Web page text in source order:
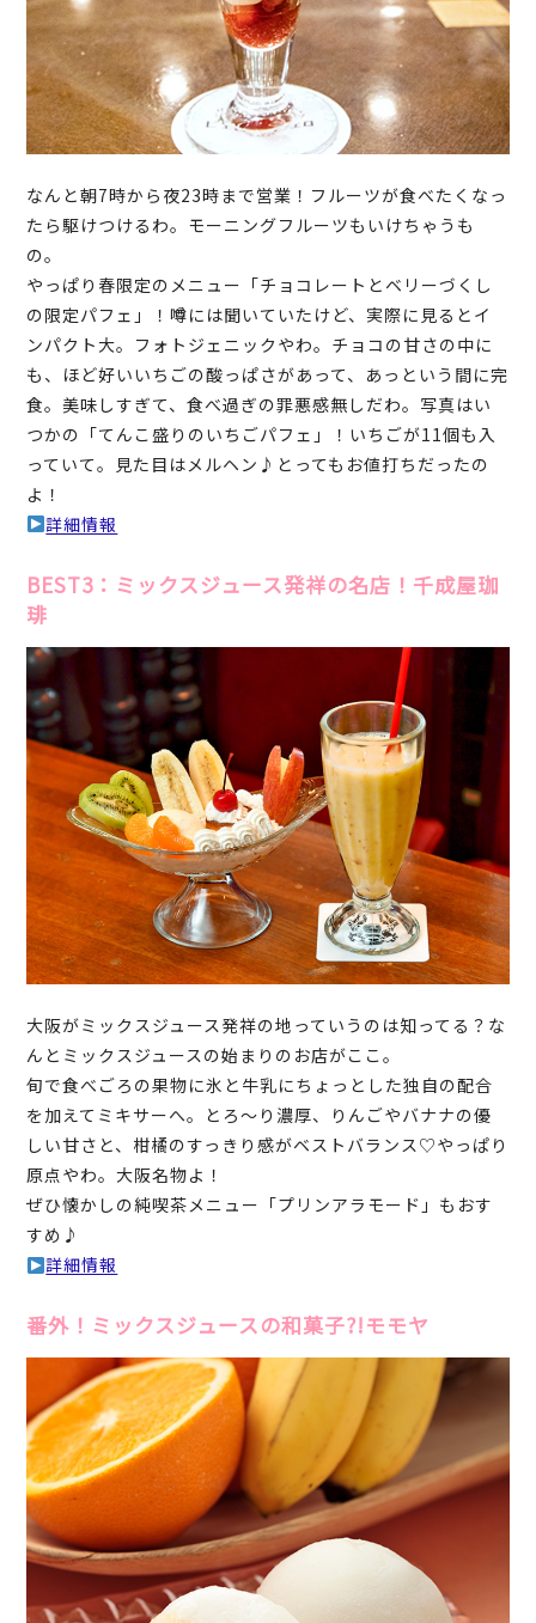
なんと朝7時から夜23時まで営業！フルーツが食べたくなっ
たら駆けつけるわ。モーニングフルーツもいけちゃうも
の。
やっぱり春限定のメニュー「チョコレートとベリーづくし
の限定パフェ」！噂には聞いていたけど、実際に見るとイ
ンパクト大。フォトジェニックやわ。チョコの甘さの中に
も、ほど好いいちごの酸っぱさがあって、あっという間に完
食。美味しすぎて、食べ過ぎの罪悪感無しだわ。写真はい
つかの「てんこ盛りのいちごパフェ」！いちごが11個も入
っていて。見た目はメルヘン♪とってもお値打ちだったの
よ！
詳細情報
BEST3：ミックスジュース発祥の名店！千成屋珈
琲
大阪がミックスジュース発祥の地っていうのは知ってる？な
んとミックスジュースの始まりのお店がここ。
旬で食べごろの果物に氷と牛乳にちょっとした独自の配合
を加えてミキサーへ。とろ～り濃厚、りんごやバナナの優
しい甘さと、柑橘のすっきり感がベストバランス♡やっぱり
原点やわ。大阪名物よ！
ぜひ懐かしの純喫茶メニュー「プリンアラモード」もおす
すめ♪
詳細情報
番外！ミックスジュースの和菓子?!モモヤ